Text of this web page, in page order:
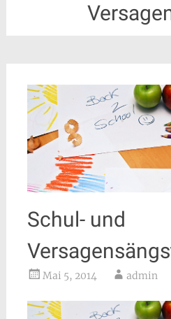
Schul- und
Mai 5, 2014 admin